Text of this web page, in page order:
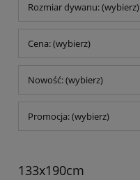
Rozmiar dywanu: (wybierz)
Cena: (wybierz)
Nowość: (wybierz)
Promocja: (wybierz)
133x190cm